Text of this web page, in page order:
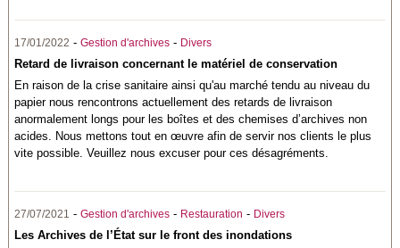
17/01/2022 -Gestion d'archives - Divers
Retard de livraison concernant le matériel de conservation
En raison de la crise sanitaire ainsi qu'au marché tendu au niveau du
papier nous rencontrons actuellement des retards de livraison
anormalement longs pour les boîtes et des chemises d’archives non
acides. Nous mettons tout en œuvre afin de servir nos clients le plus
vite possible. Veuillez nous excuser pour ces désagréments.
27/07/2021 -Gestion d'archives - Restauration - Divers
Les Archives de l’État sur le front des inondations